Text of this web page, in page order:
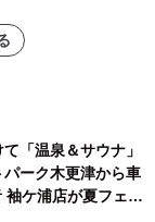
「温泉＆サウナ」
ーク木更津から車
ケ浦店が夏フェア